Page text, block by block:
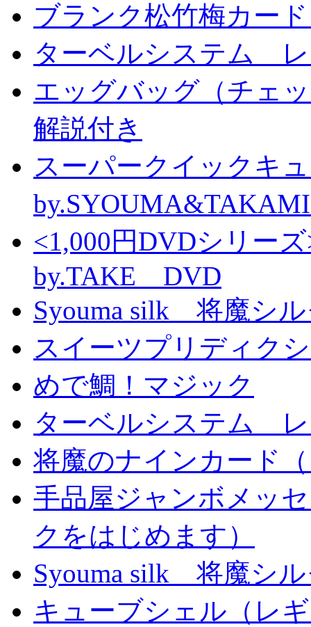
ブランク松竹梅カー
ターベルシステム
エッグバッグ（チェ
解説付き
スーパークイックキ
<1,000円DVDシリ
by.TAKE DVD
Syouma silk 将魔シ
スイーツプリディク
めで鯛！マジック
ターベルシステム
将魔のナインカード
手品屋ジャンボメッ
クをはじめます）
Syouma silk 将魔シ
キューブシェル（レ